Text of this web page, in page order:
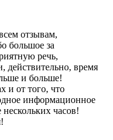
отзывам,
большое за
речь,
действительно, время
и больше!
и от того, что
информационное
часов!